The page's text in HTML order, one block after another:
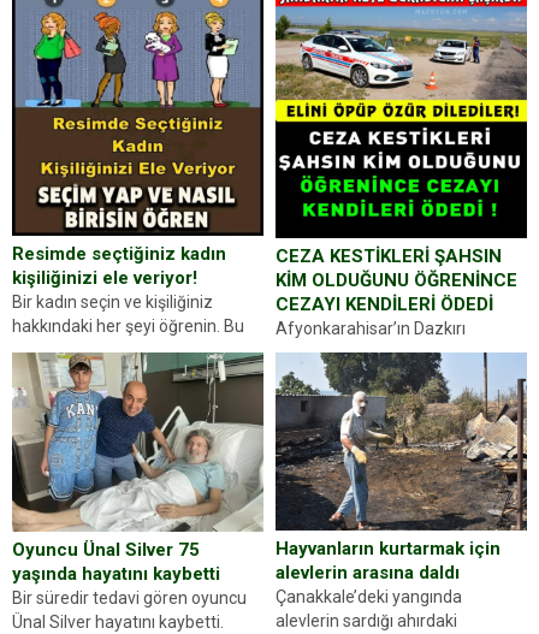
Resimde seçtiğiniz kadın
kişiliğinizi ele veriyor!
Bir kadın seçin ve kişiliğiniz
hakkındaki her şeyi öğrenin. Bu
kez karşınıza oldukça farklı bir
kişilik testiyle çıkıyoruz. Resimde
gördüğünüz kadın figürlerinden
dikkatinizi en...
CEZA KESTİKLERİ ŞAHSIN
KİM OLDUĞUNU ÖĞRENİNCE
CEZAYI KENDİLERİ ÖDEDİ
Afyonkarahisar’ın Dazkırı
ilçesinde trafik uygulaması
yapan jandarma ekipleri
durdurdukları bir otomobilin
sürücüsünden ehliyet ve ruhsat
sorup belgelerini istedi. Sürücü
Abdurrahman Ö.nün verdiği
evraklarda eksik olduğunu...
Oyuncu Ünal Silver 75
yaşında hayatını kaybetti
Bir süredir tedavi gören oyuncu
Ünal Silver hayatını kaybetti.
Hayvanların kurtarmak için
alevlerin arasına daldı
Çanakkale’deki yangında
alevlerin sardığı ahırdaki